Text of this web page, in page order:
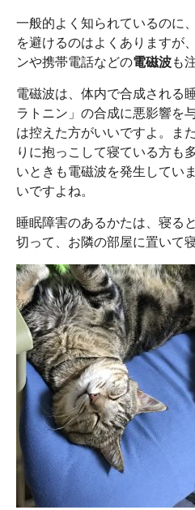
一般的よく知られているのに、
を避けるのはよくありますが
ンや携帯電話などの電磁波も
電磁波は、体内で合成される
ラトニン」の合成に悪影響を
は控えた方がいいですよ。ま
りに抱っこして寝ている方も
いときも電磁波を発生してい
いですよね。
睡眠障害のあるかたは、寝る
切って、お隣の部屋に置いて